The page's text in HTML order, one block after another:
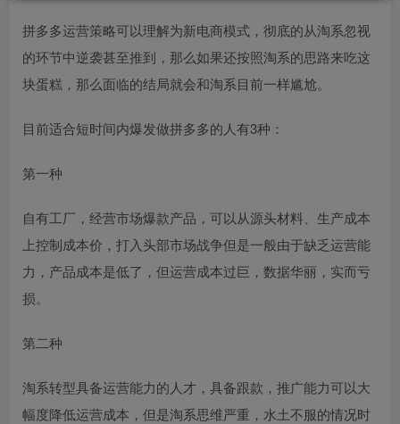
拼多多运营策略可以理解为新电商模式，彻底的从淘系忽视
的环节中逆袭甚至推到，那么如果还按照淘系的思路来吃这
块蛋糕，那么面临的结局就会和淘系目前一样尴尬。
目前适合短时间内爆发做拼多多的人有3种：
第一种
自有工厂，经营市场爆款产品，可以从源头材料、生产成本
上控制成本价，打入头部市场战争但是一般由于缺乏运营能
力，产品成本是低了，但运营成本过巨，数据华丽，实而亏
损。
第二种
淘系转型具备运营能力的人才，具备跟款，推广能力可以大
幅度降低运营成本，但是淘系思维严重，水土不服的情况时